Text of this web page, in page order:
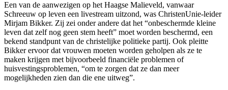
Een van de aanwezigen op het Haagse Malieveld, vanwaar
Schreeuw op leven een livestream uitzond, was ChristenUnie-leider
Mirjam Bikker. Zij zei onder andere dat het “onbeschermde kleine
leven dat zelf nog geen stem heeft” moet worden beschermd, een
bekend standpunt van de christelijke politieke partij. Ook pleitte
Bikker ervoor dat vrouwen moeten worden geholpen als ze te
maken krijgen met bijvoorbeeld financiële problemen of
huisvestingsproblemen, “om te zorgen dat ze dan meer
mogelijkheden zien dan die ene uitweg”.